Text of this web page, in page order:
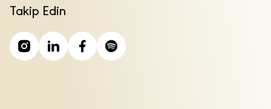
Takip Edin